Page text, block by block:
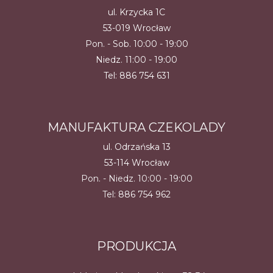
ul. Krzycka 1C
53-019 Wrocław
Pon. - Sob. 10:00 - 19:00
Niedz. 11:00 - 19:00
Tel: 886 754 631
MANUFAKTURA CZEKOLADY
ul. Odrzańska 13
53-114 Wrocław
Pon. - Niedz. 10:00 - 19:00
Tel: 886 754 962
PRODUKCJA